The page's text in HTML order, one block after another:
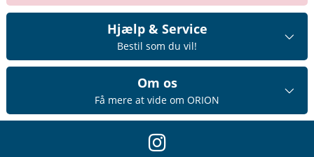
Hjælp & Service
Bestil som du vil!
Om os
Få mere at vide om ORION
instagram